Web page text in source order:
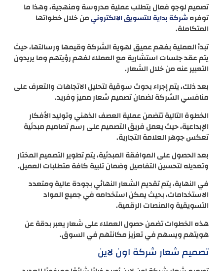
تصميم لوجو فعال يتطلب عملية مدروسة ومنهجية، وهذا ما
توفرهشركة بداية للتسويق الالكترونيمن خلال خطواتها
المتكاملة.
تبدأ العملية بفهم عميق لهوية الشركة وقيمها ورسالتها، حيث
يتم عقد جلسات استشارية مع العملاء لفهم رؤيتهم وما يريدون
التعبير عنه من خلال الشعار.
بعد ذلك، يتم إجراء بحوث سوقية لتحليل الاتجاهات والتعرف على
منافسي الشركة لضمان تصميم شعار مميز وفريد.
الخطوة التالية تتضمن عملية العصف الذهني وتوليد الأفكار
الإبداعية، حيث يعمل فريق التصميم على رسم تصاميم مبدئية
تعكس جوهر العلامة التجارية.
بعد الحصول على الموافقة المبدئية، يتم تطوير التصميم المختار
وتعديله لتحسين التفاصيل وضمان تلبية كافة متطلبات العميل.
في النهاية، يتم تقديم الشعار النهائي بجودة عالية ومتعدد
الاستخدامات، بحيث يمكن استخدامه في جميع المواد
التسويقية والمنصات الرقمية.
هذه الخطوات تضمن حصول العملاء على شعار يعبر بدقة عن
هويتهم ويسهم في تعزيز مكانتهم في السوق.
تصميم شعار شركة اون لاين